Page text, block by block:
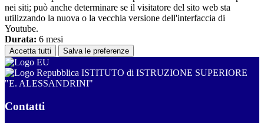
nei siti; può anche determinare se il visitatore del sito web sta
utilizzando la nuova o la vecchia versione dell'interfaccia di
Youtube.
Durata: 6 mesi
Accetta tutti Salva le preferenze
ISTITUTO di ISTRUZIONE SUPERIORE
"E. ALESSANDRINI"
Contatti